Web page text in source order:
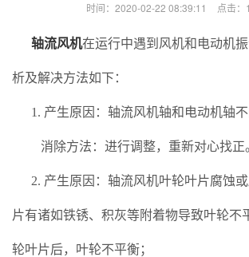
时间：2020-02-22 08:39:11 点击
轴流风机在运行中遇到风机和电动机
析及解决方法如下：
1. 产生原因：轴流风机轴和电动机轴不
消除方法：进行调整，重新对心找正
2. 产生原因：轴流风机叶轮叶片腐蚀
片有诸如铁锈、积灰等附着物导致叶轮不
轮叶片后，叶轮不平衡；